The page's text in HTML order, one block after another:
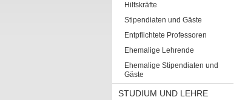
Hilfskräfte
Stipendiaten und Gäste
Entpflichtete Professoren
Ehemalige Lehrende
Ehemalige Stipendiaten und
Gäste
STUDIUM UND LEHRE